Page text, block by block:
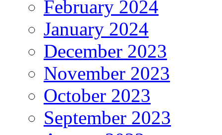
February 2024
January 2024
December 2023
November 2023
October 2023
September 2023